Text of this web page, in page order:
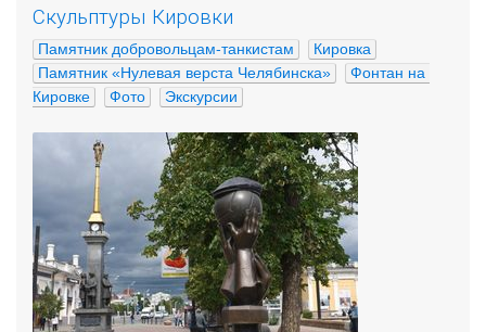
Скульптуры Кировки
Памятник добровольцам-танкистам
Кировка
Памятник «Нулевая верста Челябинска»
Фонтан на
Кировке
Фото Экскурсии